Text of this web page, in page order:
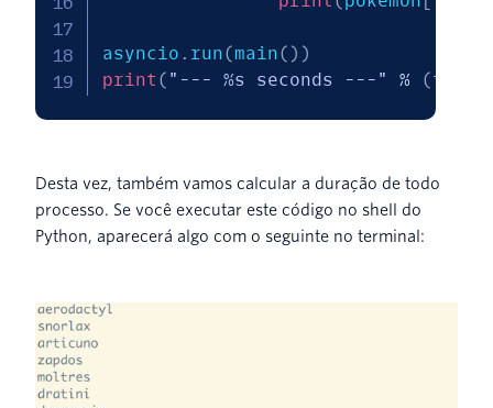
asyncio . run(main( ) )
print( "--- %s seconds ---" % (time
Desta vez, também vamos calcular a duração de todo
processo. Se você executar este código no shell do
Python, aparecerá algo com o seguinte no terminal: